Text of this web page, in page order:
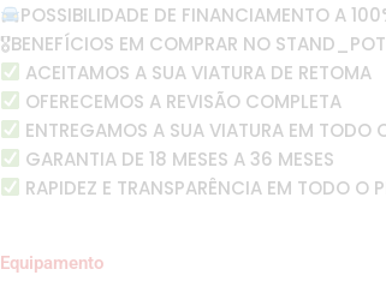
POSSIBILIDADE DE FINANCIAMENTO A
🎖BENEFÍCIOS EM COMPRAR NO
ACEITAMOS A SUA VIATURA DE RETOMA
OFERECEMOS A REVISÃO COMPLETA
ENTREGAMOS A SUA VIATURA EM TODO
GARANTIA DE 18 MESES A 36 MESES
RAPIDEZ E TRANSPARÊNCIA EM TODO O
Equipamento